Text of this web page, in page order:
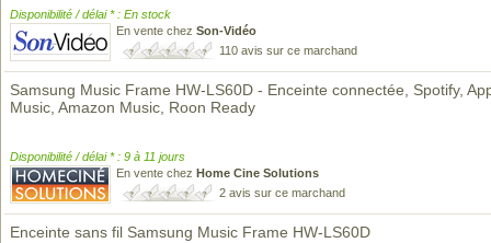
Disponibilité / délai * : En stock
En vente chez Son-Vidéo
110 avis sur ce marchand
Samsung Music Frame HW-LS60D - Enceinte connectée, Spotify,
Music, Amazon Music, Roon Ready
Disponibilité / délai * : 9 à 11 jours
En vente chez Home Cine Solutions
2 avis sur ce marchand
Enceinte sans fil Samsung Music Frame HW-LS60D